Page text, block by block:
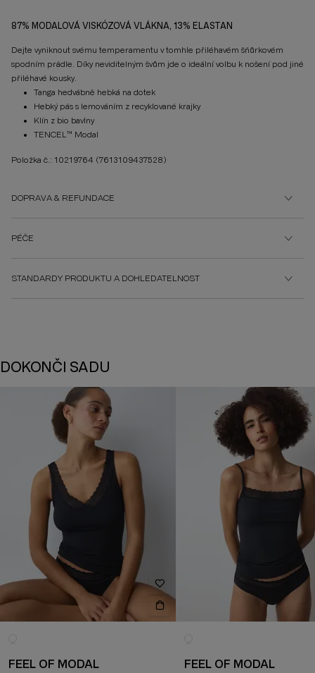
87% MODALOVÁ VISKÓZOVÁ VLÁKNA, 13% ELASTAN
Dejte vyniknout svému temperamentu v tomhle přiléhavém šňůrkovém
spodním prádle. Díky neviditelným švům jde o ideální volbu k nošení pod jiné
přiléhavé kousky.
Tanga hedvábně hebká na dotek
Hebký pás s lemováním z recyklované krajky
Klín z bio bavlny
TENCEL™ Modal
Položka č.: 10219764 (7613109437528)
DOPRAVA & REFUNDACE
PÉČE
STANDARDY PRODUKTU A DOHLEDATELNOST
DOKONČI SADU
FEEL OF MODAL FEEL OF MODAL